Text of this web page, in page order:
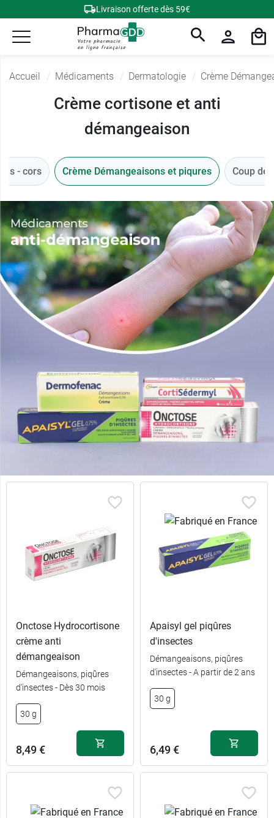
Livraison offerte dès 59€
Accueil Médicaments Dermatologie Crème
Crème cortisone et anti
démangeaison
- cors Crème Démangeaisons et piqures Coup de
Onctose Hydrocortisone
crème anti
démangeaison
Démangeaisons, piqûres
d'insectes - Dès 30 mois
30 g
8,49 €
Apaisyl gel piqûres
d'insectes
Démangeaisons, piqûres
d'insectes - A partir de 2 ans
30 g
6,49 €